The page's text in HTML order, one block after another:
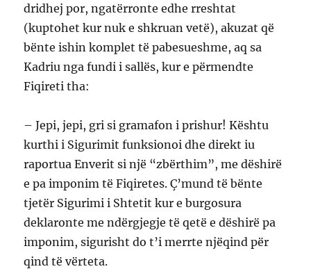
dridhej por, ngatërronte edhe rreshtat
(kuptohet kur nuk e shkruan vetë), akuzat që
bënte ishin komplet të pabesueshme, aq sa
Kadriu nga fundi i sallës, kur e përmendte
Fiqireti tha:
– Jepi, jepi, gri si gramafon i prishur! Kështu
kurthi i Sigurimit funksionoi dhe direkt iu
raportua Enverit si një “zbërthim”, me dëshirë
e pa imponim të Fiqiretes. Ç’mund të bënte
tjetër Sigurimi i Shtetit kur e burgosura
deklaronte me ndërgjegje të qetë e dëshirë pa
imponim, sigurisht do t’i merrte njëqind për
qind të vërteta.